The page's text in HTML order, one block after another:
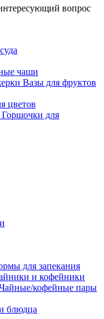
вопрос
чаши
Вазы для фруктов
цветов
Горшочки для
для запекания
и кофейники
кофейные пары
блюдца